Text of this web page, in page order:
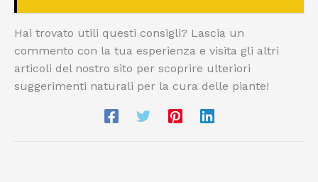
Hai trovato utili questi consigli? Lascia un
commento con la tua esperienza e visita gli altri
articoli del nostro sito per scoprire ulteriori
suggerimenti naturali per la cura delle piante!